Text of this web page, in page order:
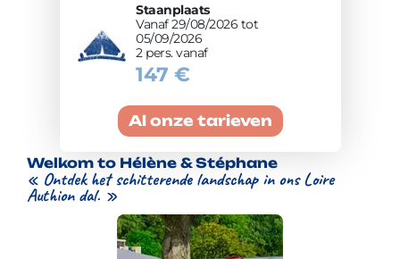
Staanplaats
Vanaf 29/08/2026 tot
05/09/2026
2 pers. vanaf
147 €
Al onze tarieven
Welkom to Hélène & Stéphane
« Ontdek het schitterende landschap in ons Loire
Authion dal. »